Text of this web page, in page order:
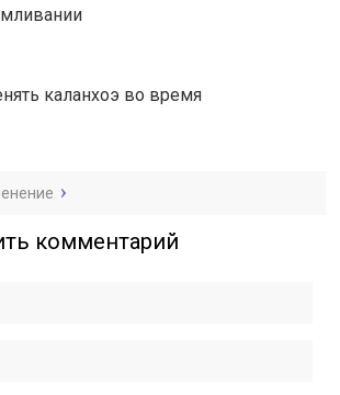
каланхоэ во время
комментарий